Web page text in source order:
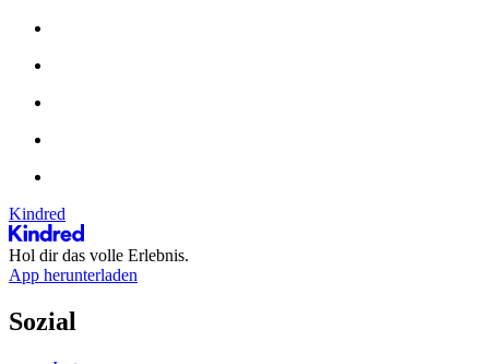
Kindred
Hol dir das volle Erlebnis.
App herunterladen
Sozial